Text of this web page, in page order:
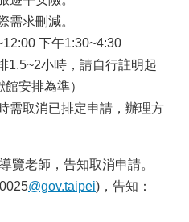
求刪減。
下午1:30~4:30
小時，請自行註明起
安排為準）
取消已排定申請，辦理方
覽老師，告知取消申請。
@gov.taipei)，告知：